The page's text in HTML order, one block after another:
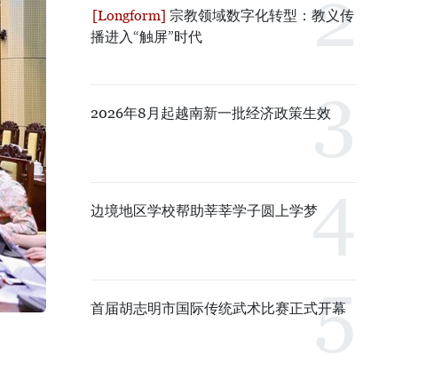
宗教领域数字化转型：教义传
播进入“触屏”时代
2026年8月起越南新一批经济政策生效
边境地区学校帮助莘莘学子圆上学梦
首届胡志明市国际传统武术比赛正式开幕